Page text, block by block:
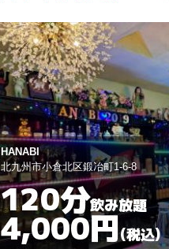
HANABI
北九州市小倉北区鍛冶町1-6-8
120分飲み放題
4,000円(税込)